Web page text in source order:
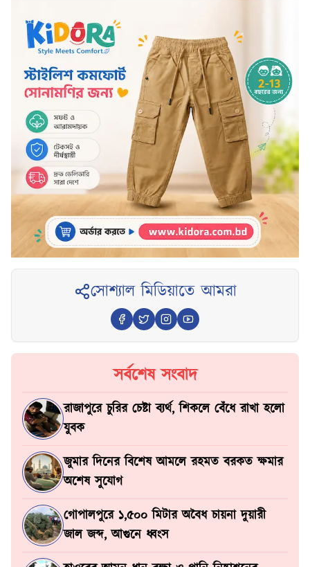
সোশ্যাল মিডিয়াতে আমরা
সর্বশেষ সংবাদ
রাজাপুরে চুরির চেষ্টা ব্যর্থ, শিকলে বেঁধে রাখা হলো
যুবক
জুমার দিনের বিশেষ আমলে রহমত বরকত ক্ষমার
অশেষ সুযোগ
গোপালপুরে ১,৫০০ মিটার অবৈধ চায়না দুয়ারী
জাল জব্দ, আগুনে ধ্বংস